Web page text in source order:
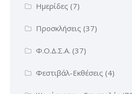
Ημερίδες (7)
Προσκλήσεις (37)
Φ.Ο.Δ.Σ.Α. (37)
Φεστιβάλ-Εκθέσεις (4)